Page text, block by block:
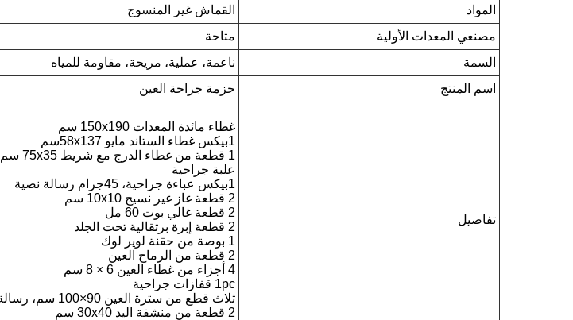
المواد
القماش غير المنسوج
مصنعي المعدات الأولية
متاحة
السمة
ناعمة، عملية، مريحة، مقاومة للمياه
اسم المنتج
حزمة جراحة العين
تفاصيل
غطاء مائدة المعدات 150x190 سم
1بيكس غطاء الستاند مايو 58x137سم
1 قطعة من غطاء الدرج مع شريط 75x35 سم
علبة جراحية
1بيكس عباءة جراحية، 45جرام رسالة نصية
2 قطعة غاز غير نسيج 10x10 سم
2 قطعة غالي بوت 60 مل
2 قطعة إبرة برتقالية تحت الجلد
1 بوصة من حقنة لوير لوك
2 قطعة من الرماح العين
4 أجزاء من غطاء العين 6 × 8 سم
1pc قفازات جراحية
ثلاث قطع من سترة العين 90×100 سم، رسالة نصية 45 غرام
2 قطعة من منشفة اليد 30x40 سم